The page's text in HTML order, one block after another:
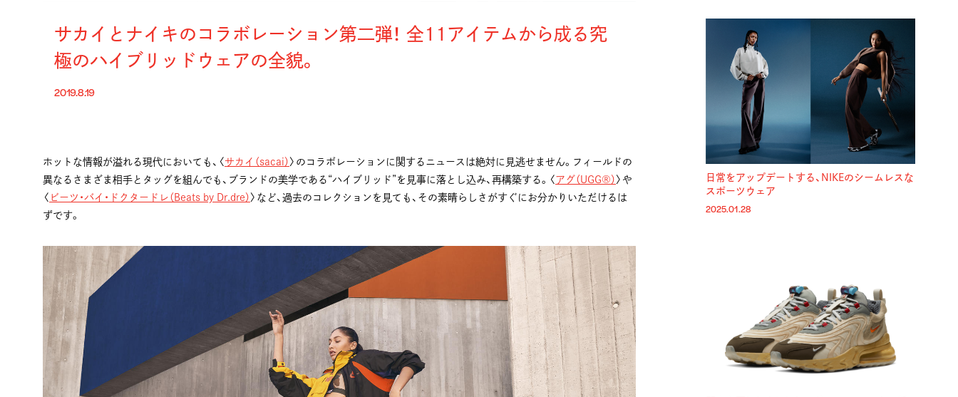
サカイとナイキのコラボレーション第二弾！ 全11アイテムから成る究
極のハイブリッドウェアの全貌。
2019.8.19
ホットな情報が溢れる現代においても、〈サカイ（sacai） 〉のコラボレーションに関するニュースは絶対に見逃せません。フィールドの
異なるさまざま相手とタッグを組んでも、ブランドの美学である“ハイブリッド”を見事に落とし込み、再構築する。〈アグ（UGG®） 〉や
〈 ビーツ・バイ・ドクタードレ（Beats by Dr.dre） 〉など、過去のコレクションを見ても、その素晴らしさがすぐにお分かりいただけるは
ずです。
日常をアップデートする、NIKEのシームレスな
スポーツウェア
2025.01.28